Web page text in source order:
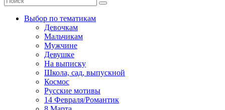
Выбор по тематикам
Девочкам
Мальчикам
Мужчине
Девушке
На выписку
Школа, сад, выпускной
Космос
Русские мотивы
14 Февраля/Романтик